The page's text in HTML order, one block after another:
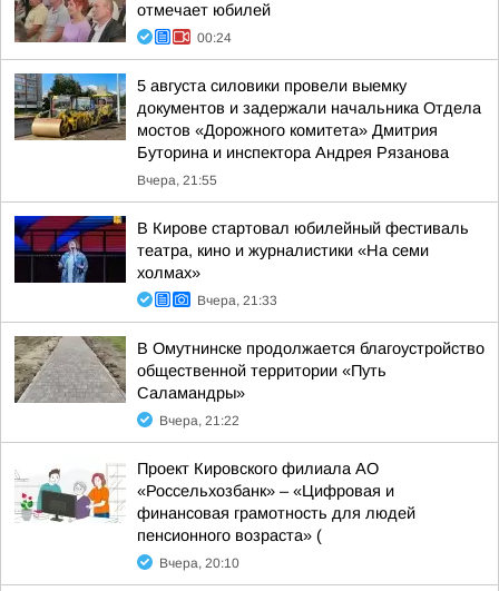
отмечает юбилей
00:24
5 августа силовики провели выемку
документов и задержали начальника Отдела
мостов «Дорожного комитета» Дмитрия
Буторина и инспектора Андрея Рязанова
Вчера, 21:55
В Кирове стартовал юбилейный фестиваль
театра, кино и журналистики «На семи
холмах»
Вчера, 21:33
В Омутнинске продолжается благоустройство
общественной территории «Путь
Саламандры»
Вчера, 21:22
Проект Кировского филиала АО
«Россельхозбанк» – «Цифровая и
финансовая грамотность для людей
пенсионного возраста» (
Вчера, 20:10